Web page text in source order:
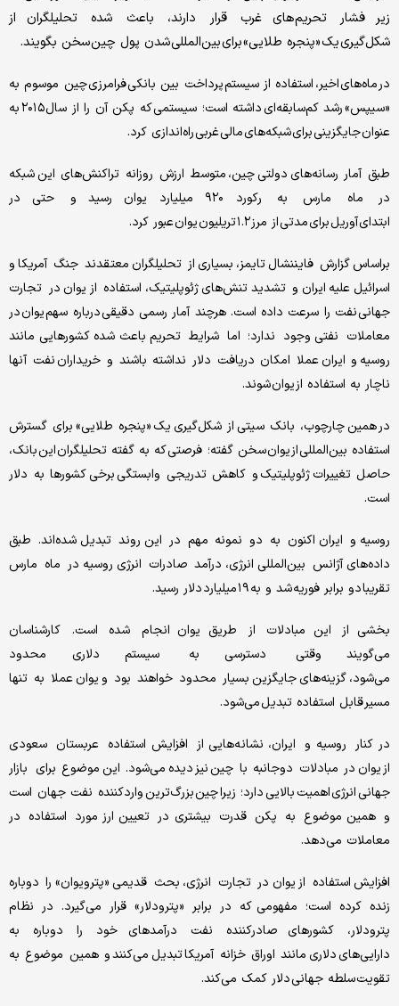
زیر فشار تحریم‌های غرب قرار دارند، باعث شده تحلیلگران از
شکل‌گیری یک «پنجره طلایی» برای بین‌المللی شدن پول چین سخن بگویند.
در ماه‌های اخیر، استفاده از سیستم پرداخت بین بانکی فرامرزی چین موسوم به
«سیپس» رشد کم‌سابقه‌ای داشته است؛ سیستمی که پکن آن را از سال ۲۰۱۵ به‌
عنوان جایگزینی برای شبکه‌های مالی غربی راه‌اندازی کرد.
طبق آمار رسانه‌های دولتی چین، متوسط ارزش روزانه تراکنش‌های این شبکه
در ماه مارس به رکورد ۹۲۰ میلیارد یوان رسید و حتی در
ابتدای آوریل برای مدتی از مرز ۱.۲ تریلیون یوان عبور کرد.
براساس گزارش فایننشال تایمز، بسیاری از تحلیلگران معتقدند جنگ آمریکا و
اسرائیل علیه ایران و تشدید تنش‌های ژئوپلیتیک، استفاده از یوان در تجارت
جهانی نفت را سرعت داده است. هرچند آمار رسمی دقیقی درباره سهم یوان در
معاملات نفتی وجود ندارد؛ اما شرایط تحریم باعث شده کشورهایی مانند
روسیه و ایران عملا امکان دریافت دلار نداشته باشند و خریداران نفت آنها
ناچار به استفاده از یوان شوند.
در همین چارچوب، بانک سیتی از شکل‌گیری یک «پنجره طلایی» برای گسترش
استفاده بین‌المللی از یوان سخن گفته؛ فرصتی که به گفته تحلیلگران این بانک،
حاصل تغییرات ژئوپلیتیک و کاهش تدریجی وابستگی برخی کشورها به دلار
است.
روسیه و ایران اکنون به دو نمونه مهم در این روند تبدیل شده‌اند. طبق
داده‌های آژانس بین‌المللی انرژی، درآمد صادرات انرژی روسیه در ماه مارس
تقریبا دو برابر فوریه شد و به ۱۹ میلیارد دلار رسید.
بخشی از این مبادلات از طریق یوان انجام شده است. کارشناسان
می‌گویند وقتی دسترسی به سیستم دلاری محدود
می‌شود، گزینه‌های جایگزین بسیار محدود خواهند بود و یوان عملا به تنها
مسیر قابل استفاده تبدیل می‌شود.
در کنار روسیه و ایران، نشانه‌هایی از افزایش استفاده عربستان سعودی
از یوان در مبادلات دوجانبه با چین نیز دیده می‌شود. این موضوع برای بازار
جهانی انرژی اهمیت بالایی دارد؛ زیرا چین بزرگ‌ترین واردکننده نفت جهان است
و همین موضوع به پکن قدرت بیشتری در تعیین ارز مورد استفاده در
معاملات می‌دهد.
افزایش استفاده از یوان در تجارت انرژی، بحث قدیمی «پترویوان» را دوباره
زنده کرده است؛ مفهومی که در برابر «پترودلار» قرار می‌گیرد. در نظام
پترودلار، کشورهای صادرکننده نفت درآمدهای خود را دوباره به
دارایی‌های دلاری مانند اوراق خزانه آمریکا تبدیل می‌کنند و همین موضوع به
تقویت سلطه جهانی دلار کمک می‌کند.